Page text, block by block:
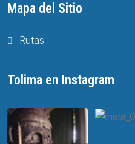
Mapa del Sitio
Rutas
Tolima en Instagram